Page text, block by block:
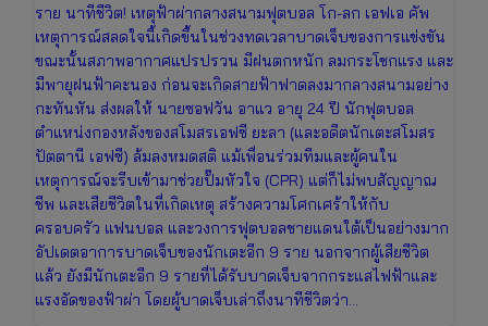
ราย นาทีชีวิต! เหตุฟ้าผ่ากลางสนามฟุตบอล โก-ลก เอฟเอ คัพ
เหตุการณ์สลดใจนี้เกิดขึ้นในช่วงทดเวลาบาดเจ็บของการแข่งขัน
ขณะนั้นสภาพอากาศแปรปรวน มีฝนตกหนัก ลมกระโชกแรง และ
มีพายุฝนฟ้าคะนอง ก่อนจะเกิดสายฟ้าฟาดลงมากลางสนามอย่าง
กะทันหัน ส่งผลให้ นายซอฟวัน อาแว อายุ 24 ปี นักฟุตบอล
ตำแหน่งกองหลังของสโมสรเอฟซี ยะลา (และอดีตนักเตะสโมสร
ปัตตานี เอฟซี) ล้มลงหมดสติ แม้เพื่อนร่วมทีมและผู้คนใน
เหตุการณ์จะรีบเข้ามาช่วยปั๊มหัวใจ (CPR) แต่ก็ไม่พบสัญญาณ
ชีพ และเสียชีวิตในที่เกิดเหตุ สร้างความโศกเศร้าให้กับ
ครอบครัว แฟนบอล และวงการฟุตบอลชายแดนใต้เป็นอย่างมาก
อัปเดตอาการบาดเจ็บของนักเตะอีก 9 ราย นอกจากผู้เสียชีวิต
แล้ว ยังมีนักเตะอีก 9 รายที่ได้รับบาดเจ็บจากกระแสไฟฟ้าและ
แรงอัดของฟ้าผ่า โดยผู้บาดเจ็บเล่าถึงนาทีชีวิตว่า…